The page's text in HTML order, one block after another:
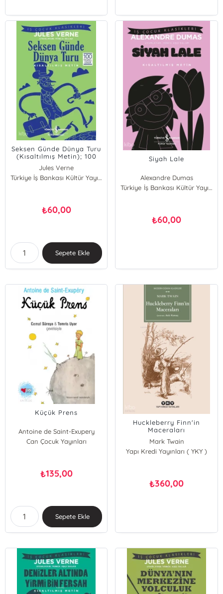
Seksen Günde Dünya Turu
(Kısaltılmış Metin); 100
Temel Eser
Jules Verne
Türkiye İş Bankası Kültür Yayınları
₺60,00
Sepete Ekle
Siyah Lale
Alexandre Dumas
Türkiye İş Bankası Kültür Yayınları
₺60,00
Küçük Prens
Antoine de Saint-Exupery
Can Çocuk Yayınları
₺135,00
Sepete Ekle
Huckleberry Finn'in
Maceraları
Mark Twain
Yapı Kredi Yayınları ( YKY )
₺360,00